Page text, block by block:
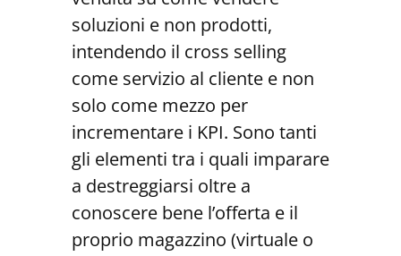
soluzioni e non prodotti,
intendendo il cross selling
come servizio al cliente e non
solo come mezzo per
incrementare i KPI. Sono tanti
gli elementi tra i quali imparare
a destreggiarsi oltre a
conoscere bene l’offerta e il
proprio magazzino (virtuale o